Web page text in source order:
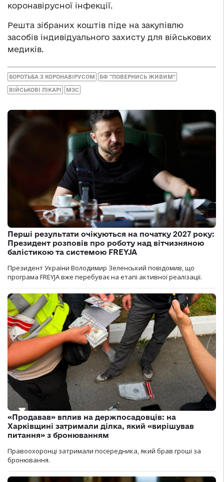
коронавірусної інфекції.
Решта зібраних коштів піде на закупівлю
засобів індивідуального захисту для військових
медиків.
БОРОТЬБА З КОРОНАВІРУСОМ БФ "ПОВЕРНИСЬ ЖИВИМ"
ВІЙСЬКОВІ ЛІКАРІ МЗС
Перші результати очікуються на початку 2027 року:
Президент розповів про роботу над вітчизняною
балістикою та системою FREYJA
Президент України Володимир Зеленський повідомив, що
програма FREYJA вже перебуває на етапі активної реалізації.
«Продавав» вплив на держпосадовців: на
Харківщині затримали ділка, який «вирішував
питання» з бронюванням
Правоохоронці затримали посередника, який брав гроші за
бронювання.